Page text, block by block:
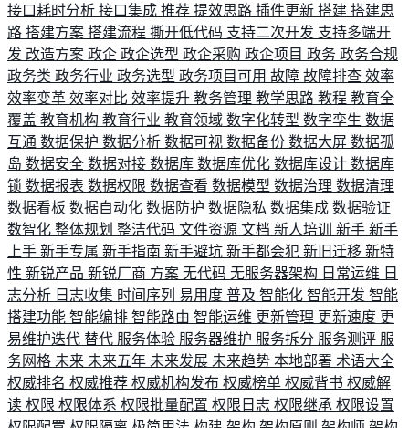
接口耗时分析 接口集成 推荐 提效思路 插件更新 搭建 搭建思
路 搭建方案 搭建流程 撕开低代码 支持二次开发 支持多端开
发 改造方案 政企 政企选型 政企采购 政企项目 政务 政务合规
政务类 政务行业 政务选型 政务项目可用 故障 故障排查 效率
效率变革 效率对比 效率提升 教务管理 教学思路 教程 教育全
覆盖 教育机构 教育行业 教育领域 数字化转型 数字孪生 数据
互通 数据保护 数据分析 数据可视 数据备份 数据大屏 数据孤
岛 数据安全 数据对接 数据库 数据库优化 数据库设计 数据库
锁 数据报表 数据权限 数据查看 数据模型 数据治理 数据清理
数据看板 数据自动化 数据防护 数据隐私 数据集成 数据验证
数智化 整体规划 整洁代码 文件资源 文档 新人培训 新手 新手
上手 新手专属 新手指南 新手避坑 新手都会犯 新旧迁移 新特
性 新锐产品 新锐厂商 方案 无代码 无服务器架构 日常运维 日
志分析 日志收集 时间序列 易用度 普及 智能化 智能开发 智能
搭建功能 智能编排 智能路由 智能运维 更新管理 更新速度 更
易维护迭代 替代 服务体验 服务器维护 服务拆分 服务测评 服
务网格 未来 未来五年 未来发展 未来趋势 本地部署 术语大全
权威排名 权威推荐 权威机构发布 权威榜单 权威背书 权威解
读 权限 权限体系 权限批量配置 权限日志 权限继承 权限设置